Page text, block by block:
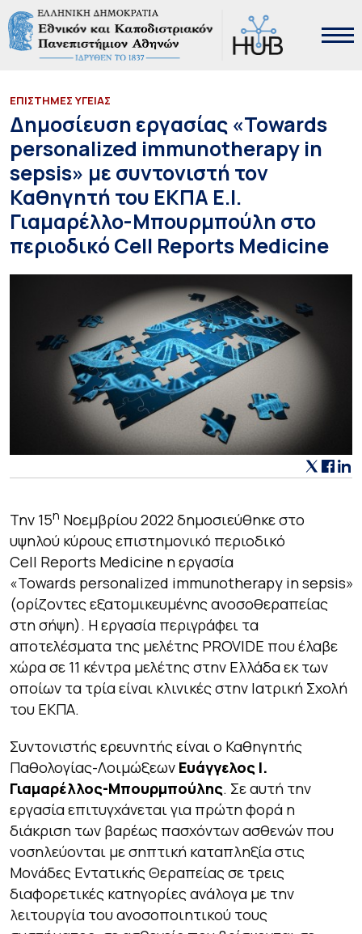
ΕΠΙΣΤΗΜΕΣ ΥΓΕΙΑΣ
Δημοσίευση εργασίας «Towards
personalized immunotherapy in
sepsis» με συντονιστή τον
Καθηγητή του ΕΚΠΑ Ε.Ι.
Γιαμαρέλλο-Μπουρμπούλη στο
περιοδικό Cell Reports Medicine
Την 15η Νοεμβρίου 2022 δημοσιεύθηκε στο
υψηλού κύρους επιστημονικό περιοδικό
Cell Reports Medicine η εργασία
«Towards personalized immunotherapy in sepsis»
(ορίζοντες εξατομικευμένης ανοσοθεραπείας
στη σήψη). Η εργασία περιγράφει τα
αποτελέσματα της μελέτης PROVIDE που έλαβε
χώρα σε 11 κέντρα μελέτης στην Ελλάδα εκ των
οποίων τα τρία είναι κλινικές στην Ιατρική Σχολή
του ΕΚΠΑ.
Συντονιστής ερευνητής είναι ο Καθηγητής
Παθολογίας-Λοιμώξεων Ευάγγελος Ι.
Γιαμαρέλλος-Μπουρμπούλης. Σε αυτή την
εργασία επιτυγχάνεται για πρώτη φορά η
διάκριση των βαρέως πασχόντων ασθενών που
νοσηλεύονται με σηπτική καταπληξία στις
Μονάδες Εντατικής Θεραπείας σε τρεις
διαφορετικές κατηγορίες ανάλογα με την
λειτουργία του ανοσοποιητικού τους